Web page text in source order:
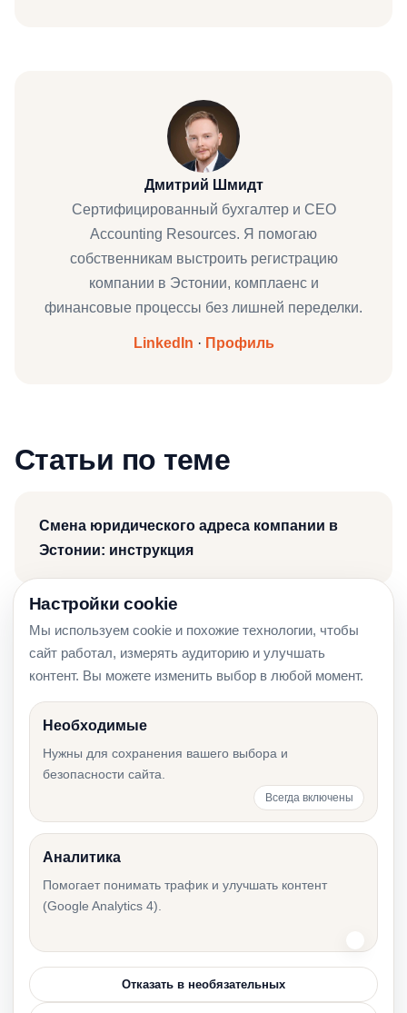
Дмитрий Шмидт
Сертифицированный бухгалтер и CEO
Accounting Resources. Я помогаю
собственникам выстроить регистрацию
компании в Эстонии, комплаенс и
финансовые процессы без лишней переделки.
LinkedIn · Профиль
Статьи по теме
Смена юридического адреса компании в
Эстонии: инструкция
Проверка компании в Эстонии перед
подписанием договора
Шаблоны решений в e-Äriregister: чек-лист
компании
компании в Эстонии
Настройки cookie
Мы используем cookie и похожие технологии, чтобы
сайт работал, измерять аудиторию и улучшать
контент. Вы можете изменить выбор в любой момент.
Необходимые
Нужны для сохранения вашего выбора и
безопасности сайта.
Всегда включены
Аналитика
Помогает понимать трафик и улучшать контент
(Google Analytics 4).
Отказать в необязательных